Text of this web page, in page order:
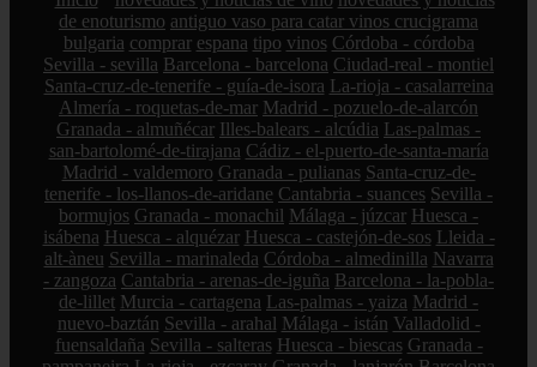
de enoturismo antiguo vaso para catar vinos crucigrama
bulgaria comprar espana tipo vinos Córdoba - córdoba
Sevilla - sevilla Barcelona - barcelona Ciudad-real - montiel
Santa-cruz-de-tenerife - guía-de-isora La-rioja - casalarreina
Almería - roquetas-de-mar Madrid - pozuelo-de-alarcón
Granada - almuñécar Illes-balears - alcúdia Las-palmas -
san-bartolomé-de-tirajana Cádiz - el-puerto-de-santa-maría
Madrid - valdemoro Granada - pulianas Santa-cruz-de-
tenerife - los-llanos-de-aridane Cantabria - suances Sevilla -
bormujos Granada - monachil Málaga - júzcar Huesca -
isábena Huesca - alquézar Huesca - castejón-de-sos Lleida -
alt-àneu Sevilla - marinaleda Córdoba - almedinilla Navarra
- zangoza Cantabria - arenas-de-iguña Barcelona - la-pobla-
de-lillet Murcia - cartagena Las-palmas - yaiza Madrid -
nuevo-baztán Sevilla - arahal Málaga - istán Valladolid -
fuensaldaña Sevilla - salteras Huesca - biescas Granada -